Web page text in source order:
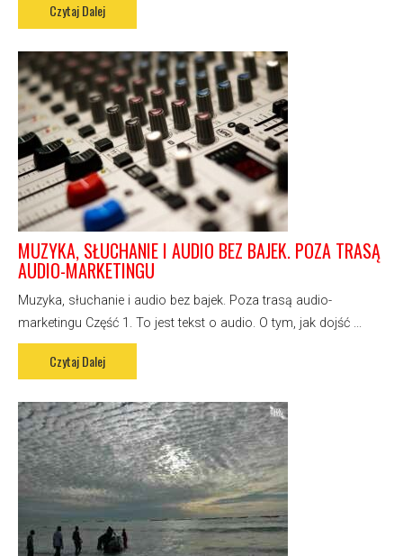
Czytaj Dalej
MUZYKA, SŁUCHANIE I AUDIO BEZ BAJEK. POZA TRASĄ
AUDIO-MARKETINGU
Muzyka, słuchanie i audio bez bajek. Poza trasą audio-
marketingu Część 1. To jest tekst o audio. O tym, jak dojść ...
Czytaj Dalej